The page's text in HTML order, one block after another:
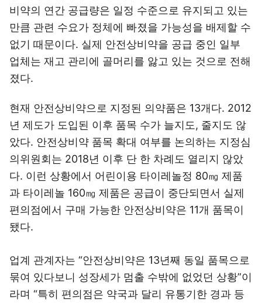
비약의 연간 공급량은 일정 수준으로 유지되고 있는
만큼 관련 수요가 정체에 빠졌을 가능성을 배제할 수
없기 때문이다. 실제 안전상비약을 공급 중인 일부
업체는 재고 관리에 골머리를 앓고 있는 것으로 전해
졌다.
현재 안전상비약으로 지정된 의약품은 13개다. 2012
년 제도가 도입된 이후 품목 수가 늘지도, 줄지도 않
았다. 안전상비약 품목 확대 여부를 논의하는 지정심
의위원회는 2018년 이후 단 한 차례도 열리지 않았
다. 이런 상황에서 어린이용 타이레놀정 80㎎ 제품
과 타이레놀 160㎎ 제품은 공급이 중단되면서 실제
편의점에서 구매 가능한 안전상비약은 11개 품목이
됐다.
업계 관계자는 “안전상비약은 13년째 동일 품목으로
묶여 있다보니 성장세가 멈출 수밖에 없었던 상황”이
라며 “특히 편의점은 약국과 달리 유통기한 경과 등